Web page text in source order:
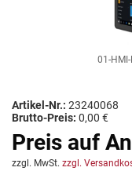
01-
Artikel-Nr.: 23240068
Brutto-Preis: 0,00 €
Preis auf
zzgl. MwSt. zzgl.